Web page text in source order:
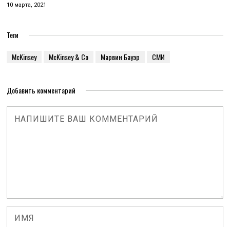
10 марта, 2021
Теги
McKinsey McKinsey & Co Марвин Бауэр СМИ
Добавить комментарий